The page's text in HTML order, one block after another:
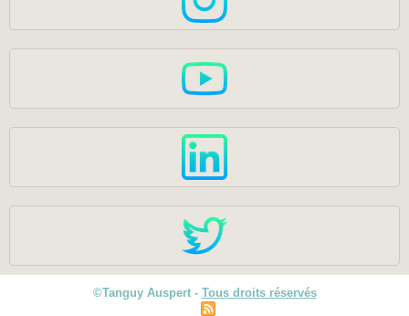
©Tanguy Auspert - Tous droits réservés